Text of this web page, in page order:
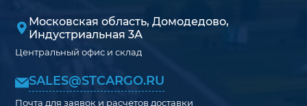
Московская область, Домодедово,
Индустриальная 3А
Центральный офис и склад
SALES@STCARGO.RU
Почта для заявок и расчетов доставки